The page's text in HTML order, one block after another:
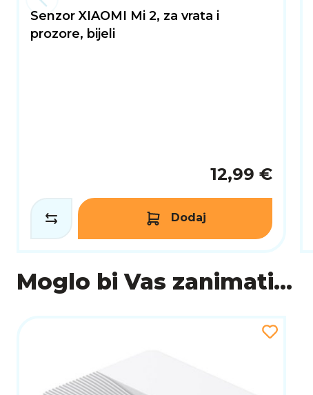
Senzor XIAOMI Mi 2, za vrata i
prozore, bijeli
12,99 €
Dodaj
Moglo bi Vas zanimati...